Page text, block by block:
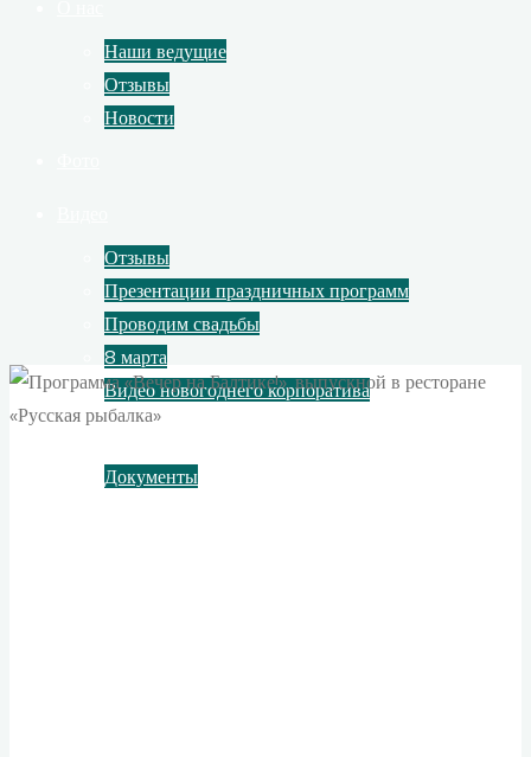
Наши ведущие
Отзывы
Новости
Отзывы
Презентации праздничных программ
Проводим свадьбы
8 марта
Видео новогоднего корпоратива
Контакты
Документы